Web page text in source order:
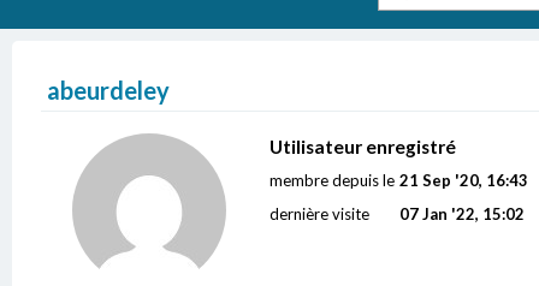
abeurdeley
Utilisateur enregistré
membre depuis le 21 Sep '20, 16:43
dernière visite
07 Jan '22, 15:02